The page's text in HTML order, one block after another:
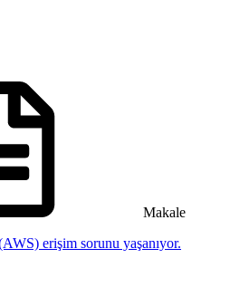
Makale
erişim sorunu yaşanıyor.